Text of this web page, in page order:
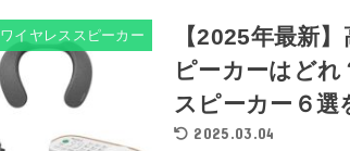
ワイヤレススピーカー
【2025年最新
ピーカーはど
スピーカー６選
2025.03.04